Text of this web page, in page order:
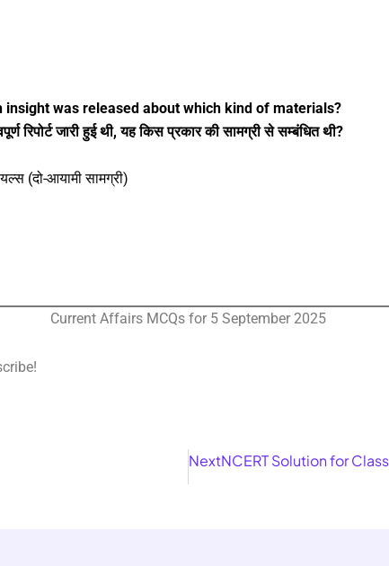
was released about which kind of materials?
रिपोर्ट जारी हुई थी, यह किस प्रकार की सामग्री से सम्बंधित थी?
(दो-आयामी सामग्री)
Current Affairs MCQs for 5 September 2025
NextNCERT Solution for